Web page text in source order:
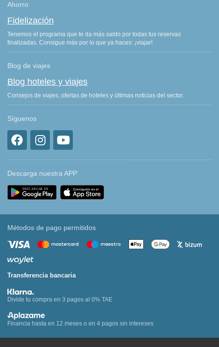
Ahorro
Fidelización
Tenemos el programa que te da más saldo por todas tus reservas
finalizadas. Consigue más por lo que ya haces: ¡viajar!
Blog de viajes
Blog hoteles y viajes
Consejos de viajes, ofertas de hoteles y últimas noticias del sector.
Síguenos
Descarga nuestra APP
Métodos de pago permitidos
Transferencia bancaria
Divide tu compra en 3 pagos al 0% TAE
Financia hasta en 12 meses o en 4 pagos sin intereses